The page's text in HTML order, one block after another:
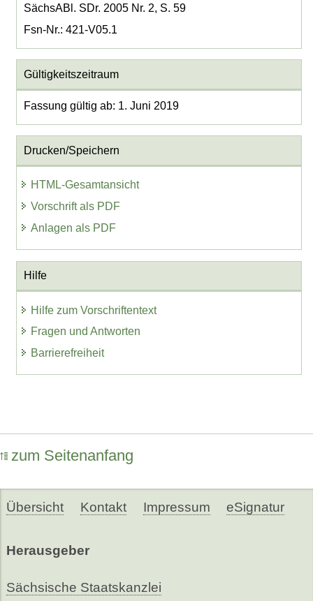
SächsABl. SDr. 2005 Nr. 2, S. 59
Fsn-Nr.: 421-V05.1
Gültigkeitszeitraum
Fassung gültig ab: 1. Juni 2019
Drucken/Speichern
HTML-Gesamtansicht
Vorschrift als PDF
Anlagen als PDF
Hilfe
Hilfe zum Vorschriftentext
Fragen und Antworten
Barrierefreiheit
zum Seitenanfang
Übersicht Kontakt Impressum eSignatur
Herausgeber
Sächsische Staatskanzlei